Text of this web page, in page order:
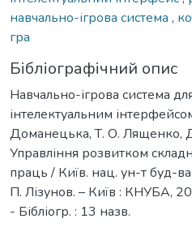
навчально-ігрова система ,
гра
Бібліографічний опис
Навчально-ігрова система
інтелектуальним
Доманецька, Т. О.
Управління розвитком
праць / Київ. нац. ун-т буд-ва
П. Лізунов. – Київ : КНУБА,
- Бібліогр. : 13 назв.